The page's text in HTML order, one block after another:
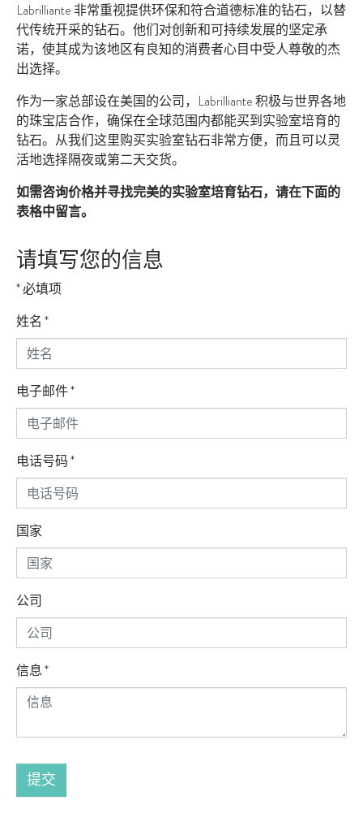
Labrilliante 非常重视提供环保和符合道德标准的钻石，以替
代传统开采的钻石。他们对创新和可持续发展的坚定承
诺，使其成为该地区有良知的消费者心目中受人尊敬的杰
出选择。
作为一家总部设在美国的公司，Labrilliante 积极与世界各地
的珠宝店合作，确保在全球范围内都能买到实验室培育的
钻石。从我们这里购买实验室钻石非常方便，而且可以灵
活地选择隔夜或第二天交货。
如需咨询价格并寻找完美的实验室培育钻石，请在下面的
表格中留言。
请填写您的信息
* 必填项
姓名 *
电子邮件*
电话号码*
国家
公司
信息*
提交